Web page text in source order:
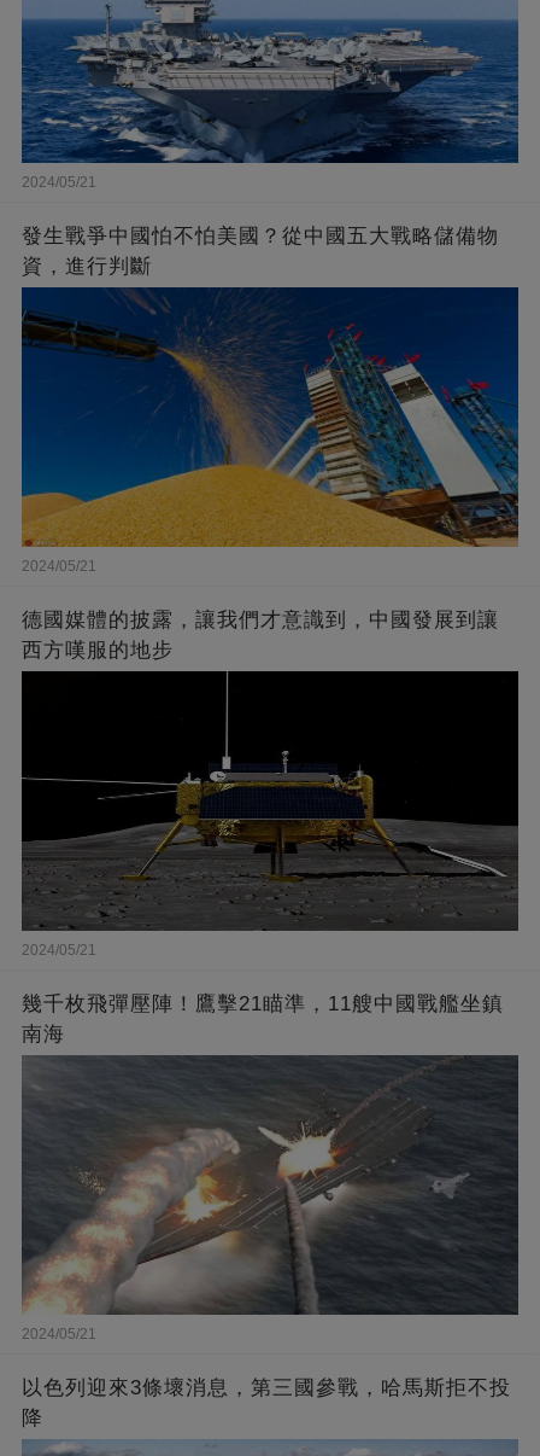
2024/05/21
發生戰爭中國怕不怕美國？從中國五大戰略儲備物
資，進行判斷
2024/05/21
德國媒體的披露，讓我們才意識到，中國發展到讓
西方嘆服的地步
2024/05/21
幾千枚飛彈壓陣！鷹擊21瞄準，11艘中國戰艦坐鎮
南海
2024/05/21
以色列迎來3條壞消息，第三國參戰，哈馬斯拒不投
降